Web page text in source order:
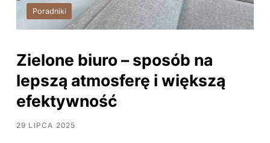
Poradniki
Zielone biuro – sposób na
lepszą atmosferę i większą
efektywność
29 LIPCA 2025